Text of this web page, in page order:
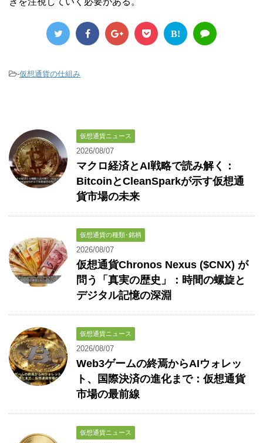
B!
-仮想通貨の仕組み
仮想通貨ニュース
2026/08/07
マクロ経済とAI戦略で読み解く：
BitcoinとCleanSparkが示す仮想通
貨市場の未来
仮想通貨の種類･銘柄
2026/08/07
仮想通貨Chronos Nexus ($CNX) が
問う「真実の歴史」：時間の螺旋と
デジタル記憶の深淵
仮想通貨ニュース
2026/08/07
Web3ゲームの終焉からAIウォレッ
ト、国際決済の進化まで：仮想通貨
市場の最前線
仮想通貨ニュース